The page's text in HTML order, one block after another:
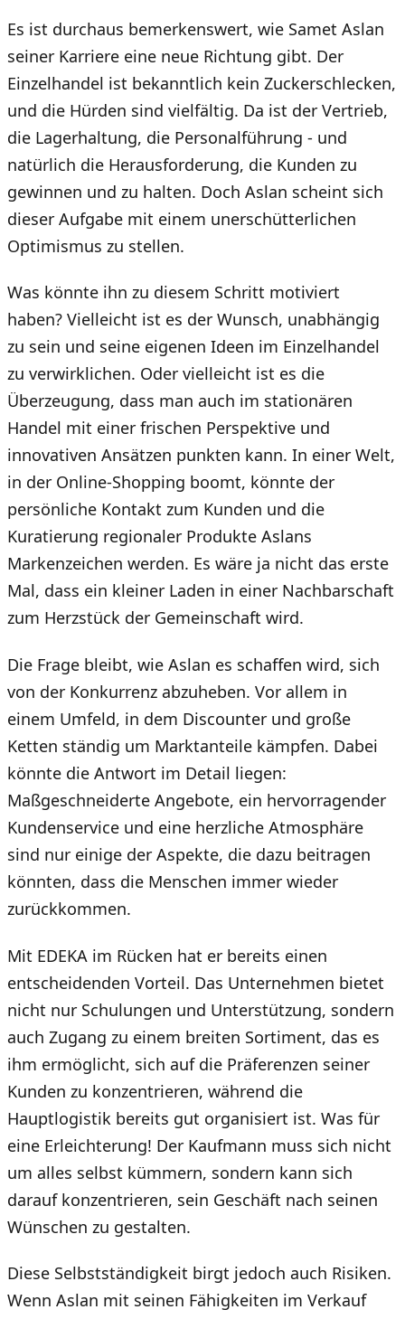
Es ist durchaus bemerkenswert, wie Samet Aslan
seiner Karriere eine neue Richtung gibt. Der
Einzelhandel ist bekanntlich kein Zuckerschlecken,
und die Hürden sind vielfältig. Da ist der Vertrieb,
die Lagerhaltung, die Personalführung - und
natürlich die Herausforderung, die Kunden zu
gewinnen und zu halten. Doch Aslan scheint sich
dieser Aufgabe mit einem unerschütterlichen
Optimismus zu stellen.
Was könnte ihn zu diesem Schritt motiviert
haben? Vielleicht ist es der Wunsch, unabhängig
zu sein und seine eigenen Ideen im Einzelhandel
zu verwirklichen. Oder vielleicht ist es die
Überzeugung, dass man auch im stationären
Handel mit einer frischen Perspektive und
innovativen Ansätzen punkten kann. In einer Welt,
in der Online-Shopping boomt, könnte der
persönliche Kontakt zum Kunden und die
Kuratierung regionaler Produkte Aslans
Markenzeichen werden. Es wäre ja nicht das erste
Mal, dass ein kleiner Laden in einer Nachbarschaft
zum Herzstück der Gemeinschaft wird.
Die Frage bleibt, wie Aslan es schaffen wird, sich
von der Konkurrenz abzuheben. Vor allem in
einem Umfeld, in dem Discounter und große
Ketten ständig um Marktanteile kämpfen. Dabei
könnte die Antwort im Detail liegen:
Maßgeschneiderte Angebote, ein hervorragender
Kundenservice und eine herzliche Atmosphäre
sind nur einige der Aspekte, die dazu beitragen
könnten, dass die Menschen immer wieder
zurückkommen.
Mit EDEKA im Rücken hat er bereits einen
entscheidenden Vorteil. Das Unternehmen bietet
nicht nur Schulungen und Unterstützung, sondern
auch Zugang zu einem breiten Sortiment, das es
ihm ermöglicht, sich auf die Präferenzen seiner
Kunden zu konzentrieren, während die
Hauptlogistik bereits gut organisiert ist. Was für
eine Erleichterung! Der Kaufmann muss sich nicht
um alles selbst kümmern, sondern kann sich
darauf konzentrieren, sein Geschäft nach seinen
Wünschen zu gestalten.
Diese Selbstständigkeit birgt jedoch auch Risiken.
Wenn Aslan mit seinen Fähigkeiten im Verkauf